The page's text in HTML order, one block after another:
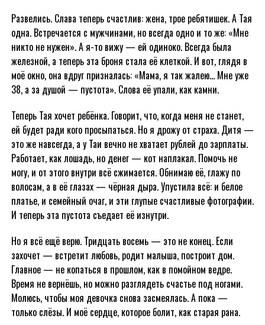
Развелись. Слава теперь счастлив: жена, трое ребятишек. А Тая
одна. Встречается с мужчинами, но всегда одно и то же: «Мне
никто не нужен». А я-то вижу — ей одиноко. Всегда была
железной, а теперь эта броня стала её клеткой. И вот, глядя в
моё окно, она вдруг призналась: «Мама, я так жалею… Мне уже
38, а за душой — пустота». Слова её упали, как камни.
Теперь Тая хочет ребёнка. Говорит, что, когда меня не станет,
ей будет ради кого просыпаться. Но я дрожу от страха. Дитя —
это же навсегда, а у Таи вечно не хватает рублей до зарплаты.
Работает, как лошадь, но денег — кот наплакал. Помочь не
могу, и от этого внутри всё сжимается. Обнимаю её, глажу по
волосам, а в её глазах — чёрная дыра. Упустила всё: и белое
платье, и семейный очаг, и эти глупые счастливые фотографии.
И теперь эта пустота съедает её изнутри.
Но я всё ещё верю. Тридцать восемь — это не конец. Если
захочет — встретит любовь, родит малыша, построит дом.
Главное — не копаться в прошлом, как в помойном ведре.
Время не вернёшь, но можно разглядеть счастье под ногами.
Молюсь, чтобы моя девочка снова засмеялась. А пока —
только слёзы. И моё сердце, которое болит, как старая рана.